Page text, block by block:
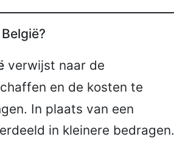
verwijst naar de
en de kosten te
In plaats van een
in kleinere bedragen.